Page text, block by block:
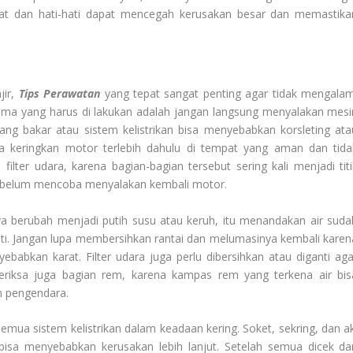
dan hati-hati dapat mencegah kerusakan besar dan
Tips Perawatan yang tepat sangat penting agar tidak
yang harus di lakukan adalah jangan langsung menyalakan
bakar atau sistem kelistrikan bisa menyebabkan korsleting
keringkan motor terlebih dahulu di tempat yang aman dan
udara, karena bagian-bagian tersebut sering kali menjadi
mencoba menyalakan kembali motor.
berubah menjadi putih susu atau keruh, itu menandakan air
Jangan lupa membersihkan rantai dan melumasinya kembali
karat. Filter udara juga perlu dibersihkan atau diganti
juga bagian rem, karena kampas rem yang terkena air
pengendara.
sistem kelistrikan dalam keadaan kering. Soket, sekring, dan
menyebabkan kerusakan lebih lanjut. Setelah semua dicek